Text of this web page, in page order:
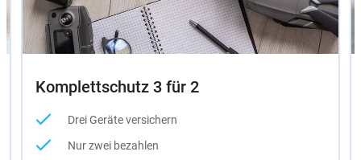
Komplettschutz 3 für 2
Drei Geräte versichern
Nur zwei bezahlen